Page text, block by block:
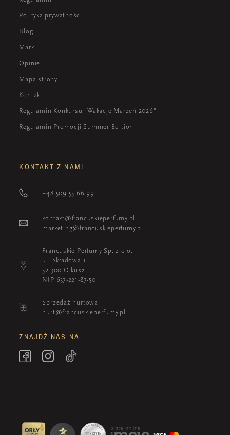
Polityka prywatności
Blog
Marki
Opinie
Mapa strony
Kontakt
Regulamin Konkursu "Wakacje Marzeń 2026"
Regulamin Promocji Summer Edition
KONTAKT Z NAMI
+48 509 55 66 99
kontakt@francuskieperfumy.pl
marketing@francuskieperfumy.pl
Francuskie Perfumy Sp. z o.o.
ul. Składowa 1
32-300 Olkusz
NIP 637-221-87-50
Sprzedaż hurtowa
hurt@francuskieperfumy.pl
ZNAJDŹ NAS NA